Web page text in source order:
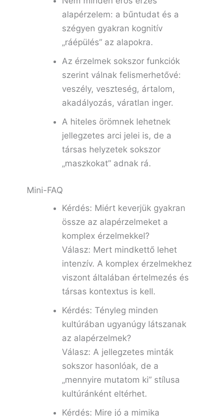
alapérzelem: a bűntudat és a
szégyen gyakran kognitív
„ráépülés” az alapokra.
Az érzelmek sokszor funkciók
szerint válnak felismerhetővé:
veszély, veszteség, ártalom,
akadályozás, váratlan inger.
A hiteles örömnek lehetnek
jellegzetes arci jelei is, de a
társas helyzetek sokszor
„maszkokat” adnak rá.
Mini-FAQ
Kérdés: Miért keverjük gyakran
össze az alapérzelmeket a
komplex érzelmekkel?
Válasz: Mert mindkettő lehet
intenzív. A komplex érzelmekhez
viszont általában értelmezés és
társas kontextus is kell.
Kérdés: Tényleg minden
kultúrában ugyanúgy látszanak
az alapérzelmek?
Válasz: A jellegzetes minták
sokszor hasonlóak, de a
„mennyire mutatom ki” stílusa
kultúránként eltérhet.
Kérdés: Mire jó a mimika